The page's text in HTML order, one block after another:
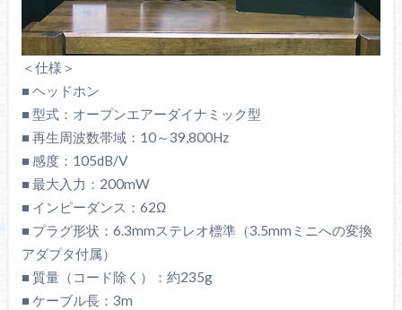
＜仕様＞
■ ヘッドホン
■ 型式：オープンエアーダイナミック型
■ 再生周波数帯域：10～39,800Hz
■ 感度：105dB/V
■ 最大入力：200mW
■ インピーダンス：62Ω
■ プラグ形状：6.3mmステレオ標準（3.5mmミニへの変換
アダプタ付属）
■ 質量（コード除く）：約235g
■ ケーブル長：3m